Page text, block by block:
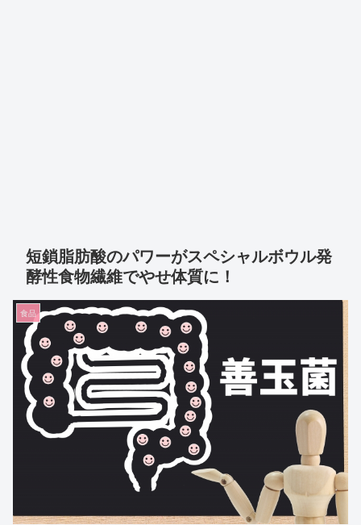
短鎖脂肪酸のパワーがスペシャルボウル発
酵性食物繊維でやせ体質に！
食品